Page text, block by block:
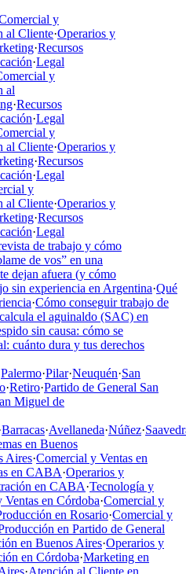
y
al Cliente·Operarios y
·Recursos
·Legal
y
al
·Recursos
·Legal
y
al Cliente·Operarios y
·Recursos
·Legal
y
al Cliente·Operarios y
·Recursos
·Legal
de trabajo y cómo
de vos” en una
dejan afuera (y cómo
sin experiencia en Argentina·Qué
·Cómo conseguir trabajo de
el aguinaldo (SAC) en
sin causa: cómo se
cuánto dura y tus derechos
Palermo·Pilar·Neuquén·San
·Retiro·Partido de General San
Miguel de
Barracas·Avellaneda·Núñez·
en Buenos
Aires·Comercial y Ventas en
en CABA·Operarios y
en CABA·Tecnología y
Ventas en Córdoba·Comercial y
en Rosario·Comercial y
en Partido de General
en Buenos Aires·Operarios y
en Córdoba·Marketing en
·Atención al Cliente en